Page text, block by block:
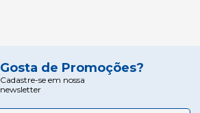
Gosta de Promoções?
Cadastre-se em nossa
newsletter